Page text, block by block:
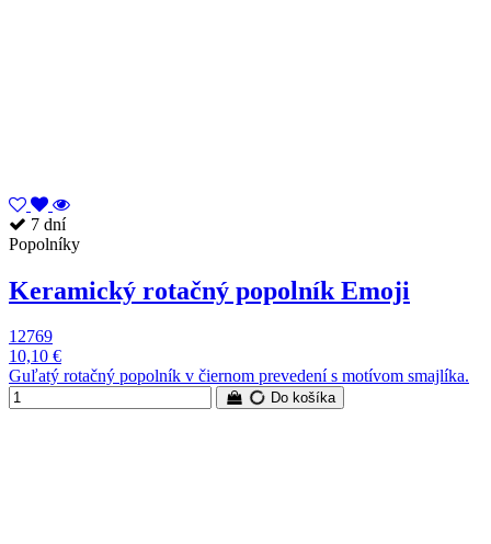
7 dní
Popolníky
Keramický rotačný popolník Emoji
12769
10,10 €
Guľatý rotačný popolník v čiernom prevedení s motívom smajlíka.
Do košíka